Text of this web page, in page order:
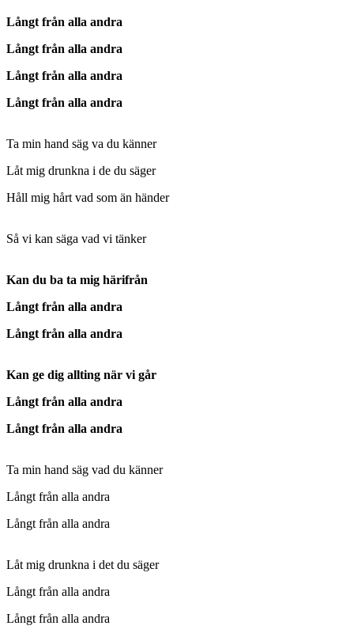
Långt från alla andra
Långt från alla andra
Långt från alla andra
Långt från alla andra
Ta min hand säg va du känner
Låt mig drunkna i de du säger
Håll mig hårt vad som än händer
Så vi kan säga vad vi tänker
Kan du ba ta mig härifrån
Långt från alla andra
Långt från alla andra
Kan ge dig allting när vi går
Långt från alla andra
Långt från alla andra
Ta min hand säg vad du känner
Långt från alla andra
Långt från alla andra
Låt mig drunkna i det du säger
Långt från alla andra
Långt från alla andra